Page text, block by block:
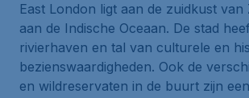
East London ligt aan de zuidkust van
aan de Indische Oceaan. De stad
rivierhaven en tal van culturele en
bezienswaardigheden. Ook de
en wildreservaten in de buurt zijn